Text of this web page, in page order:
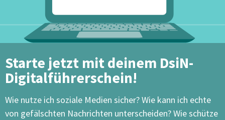
Starte jetzt mit deinem DsiN-
Digitalführerschein!
Wie nutze ich soziale Medien sicher? Wie kann ich echte
von gefälschten Nachrichten unterscheiden? Wie schütze